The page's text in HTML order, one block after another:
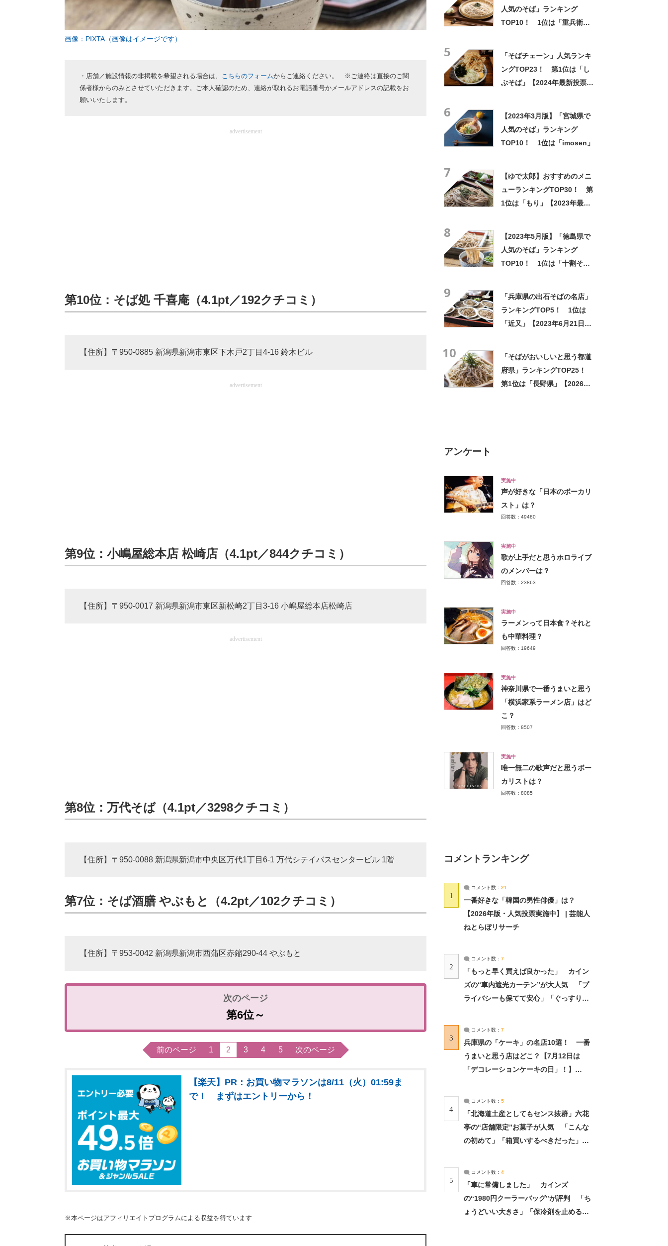
画像：PIXTA（画像はイメージです）
・店舗／施設情報の非掲載を希望される場合は、 こちらのフォームからご連絡ください。 ※ご連絡は直接のご関
係者様からのみとさせていただきます。ご本人確認のため、連絡が取れるお電話番号かメールアドレスの記載をお
願いいたします。
advertisement
第10位：そば処 千喜庵（4.1pt／192クチコミ）
【住所】〒950-0885 新潟県新潟市東区下木戸2丁目4-16 鈴木ビル
advertisement
第9位：小嶋屋総本店 松崎店（4.1pt／844クチコミ）
【住所】〒950-0017 新潟県新潟市東区新松崎2丁目3-16 小嶋屋総本店松崎店
advertisement
第8位：万代そば（4.1pt／3298クチコミ）
【住所】〒950-0088 新潟県新潟市中央区万代1丁目6-1 万代シテイバスセンタービル 1階
第7位：そば酒膳 やぶもと（4.2pt／102クチコミ）
【住所】〒953-0042 新潟県新潟市西蒲区赤鏥290-44 やぶもと
第6位～
前のページ 1 2 3 4 5 次のページ
【楽天】PR：お買い物マラソンは8/11（火）01:59ま
で！ まずはエントリーから！
※本ページはアフィリエイトプログラムによる収益を得ています
人気のそば」ランキング
TOP10！ 1位は「重兵衛茶
5
「そばチェーン」人気ランキ
ングTOP23！ 第1位は「し
ぶそば」【2024年最新投票結
6
【2023年3月版】「宮城県で
人気のそば」ランキング
TOP10！ 1位は「imosen」
7
【ゆで太郎】おすすめのメニ
ューランキングTOP30！ 第
1位は「もり」【2023年最新
8
【2023年5月版】「徳島県で
人気のそば」ランキング
TOP10！ 1位は「十割そば
9
「兵庫県の出石そばの名店」
ランキングTOP5！ 1位は
「近又」【2023年6月21日時
10
「そばがおいしいと思う都道
府県」ランキングTOP25！
第1位は「長野県」【2026年
アンケート
実施中
声が好きな「日本のボーカリ
スト」は？
回答数：49480
実施中
歌が上手だと思うホロライブ
のメンバーは？
回答数：23863
実施中
ラーメンって日本食？それと
も中華料理？
回答数：19649
実施中
神奈川県で一番うまいと思う
「横浜家系ラーメン店」はど
こ？
回答数：8507
実施中
唯一無二の歌声だと思うボー
カリストは？
回答数：8085
コメントランキング
1
コメント数： 21
一番好きな「韓国の男性俳優」は？
【2026年版・人気投票実施中】 | 芸能人
ねとらぼリサーチ
2
コメント数： 7
「もっと早く買えば良かった」 カイン
ズの“車内遮光カーテン”が大人気 「プ
ライバシーも保てて安心」「ぐっすり眠
3
コメント数： 7
兵庫県の「ケーキ」の名店10選！ 一番
うまいと思う店はどこ？【7月12日は
「デコレーションケーキの日」！】
4
コメント数： 5
「北海道土産としてもセンス抜群」六花
亭の“店舗限定”お菓子が人気 「こんな
の初めて」「箱買いするべきだった」
5
コメント数： 4
「車に常備しました」 カインズ
の“1980円クーラーバッグ”が評判 「ち
ょうどいい大きさ」「保冷剤を止めるベ